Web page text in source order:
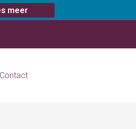
meer
Contact